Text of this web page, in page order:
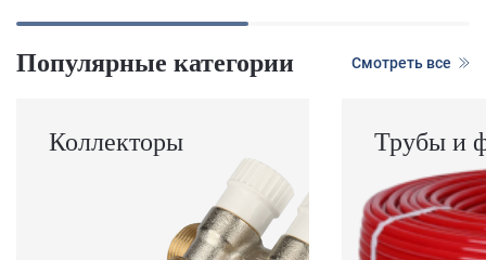
Популярные категории Смотреть все
Коллекторы Трубы и